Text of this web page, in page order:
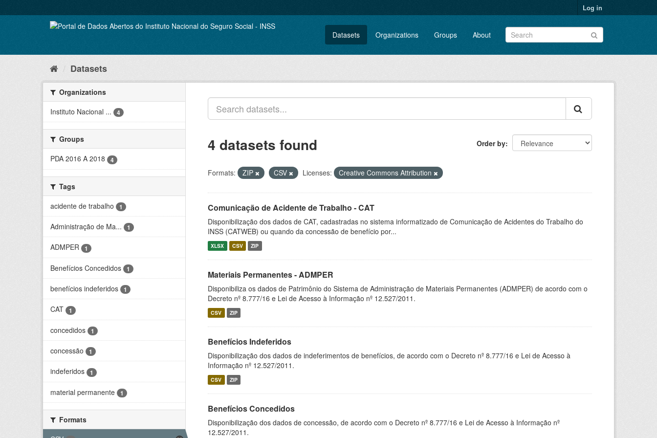
to
Log in
Datasets Organizations Groups About
Datasets
Organizations
Instituto Nacional ...
4
Groups
PDA 2016 A 2018
4
Tags
acidente de trabalho
1
Administração de Ma... 1
ADMPER 1
Benefícios Concedidos 1
benefícios indeferidos 1
CAT 1
concedidos 1
concessão 1
indeferidos 1
material permanente 1
Formats
Order by
4 datasets found
Formats: ZIP CSV Licenses: Creative Commons Attribution
Comunicação de Acidente de Trabalho - CAT
Disponibilização dos dados de CAT, cadastradas no sistema informatizado de Comunicação de Acidentes do Trabalho do
INSS (CATWEB) ou quando da concessão de benefício por...
XLSX CSV ZIP
Materiais Permanentes - ADMPER
Disponibiliza os dados de Patrimônio do Sistema de Administração de Materiais Permanentes (ADMPER) de acordo com o
Decreto nº 8.777/16 e Lei de Acesso à Informação nº 12.527/2011.
CSV ZIP
Benefícios Indeferidos
Disponibilização dos dados de indeferimentos de benefícios, de acordo com o Decreto nº 8.777/16 e Lei de Acesso à
Informação nº 12.527/2011.
CSV ZIP
Benefícios Concedidos
Disponibilização dos dados de concessão, de acordo com o Decreto nº 8.777/16 e Lei de Acesso à Informação nº
12.527/2011.